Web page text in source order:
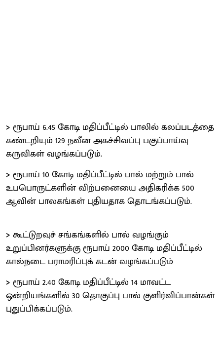
> ரூபாய் 6.45 கோடி மதிப்பீட்டில் பாலில் கலப்படத்தை
கண்டறியும் 129 நவீன அகச்சிவப்பு பகுப்பாய்வு
கருவிகள் வழங்கப்படும்.
> ரூபாய் 10 கோடி மதிப்பீட்டில் பால் மற்றும் பால்
உபபொருட்களின் விற்பனையை அதிகரிக்க 500
ஆவின் பாலகங்கள் புதியதாக தொடங்கப்படும்.
> கூட்டுறவுச் சங்கங்களில் பால் வழங்கும்
உறுப்பினர்களுக்கு ரூபாய் 2000 கோடி மதிப்பீட்டில்
கால்நடை பராமரிப்புக் கடன் வழங்கப்படும்
> ரூபாய் 2.40 கோடி மதிப்பீட்டில் 14 மாவட்ட
ஒன்றியங்களில் 30 தொகுப்பு பால் குளிர்விப்பான்கள்
புதுப்பிக்கப்படும்.